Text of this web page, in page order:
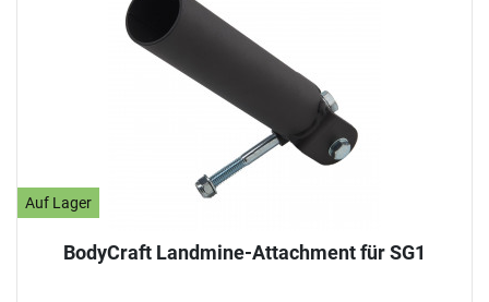
Auf Lager
BodyCraft Landmine-Attachment für SG1